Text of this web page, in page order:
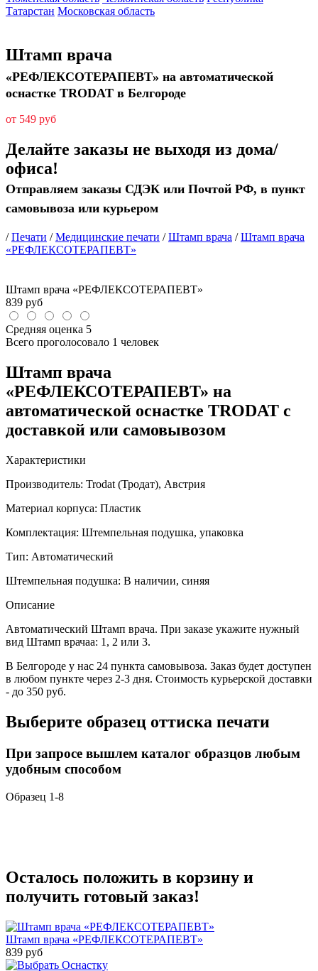
Татарстан Московская область
Штамп врача
«РЕФЛЕКСОТЕРАПЕВТ» на автоматической
оснастке TRODAT в Белгороде
от 549 руб
Делайте заказы не выходя из дома/
офиса!
Отправляем заказы СДЭК или Почтой РФ, в пункт
самовывоза или курьером
/Печати /Медицинские печати /Штамп врача /Штамп врача
«РЕФЛЕКСОТЕРАПЕВТ»
Штамп врача «РЕФЛЕКСОТЕРАПЕВТ»
839 руб
Средняя оценка 5
Всего проголосовало 1 человек
Штамп врача
«РЕФЛЕКСОТЕРАПЕВТ» на
автоматической оснастке TRODAT с
доставкой или самовывозом
Характеристики
Производитель: Trodat (Тродат), Австрия
Материал корпуса: Пластик
Комплектация: Штемпельная подушка, упаковка
Тип: Автоматический
Штемпельная подушка: В наличии, синяя
Описание
Автоматический Штамп врача. При заказе укажите нужный
вид Штамп врачаа: 1, 2 или 3.
В Белгороде у нас 24 пункта самовывоза. Заказ будет доступен
в любом пункте через 2-3 дня. Стоимость курьерской доставки
- до 350 руб.
Выберите образец оттиска печати
При запросе вышлем каталог образцов любым
удобным способом
Образец 1-8
Осталось положить в корзину и
получить готовый заказ!
Штамп врача «РЕФЛЕКСОТЕРАПЕВТ»
839 руб